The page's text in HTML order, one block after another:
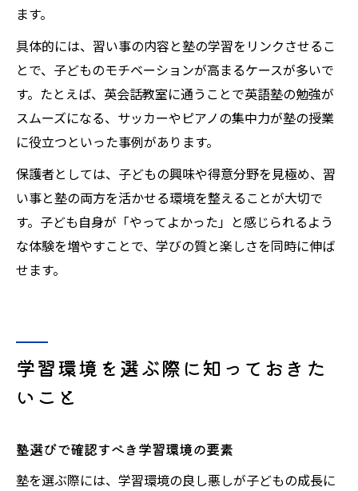
ます。
具体的には、習い事の内容と塾の学習をリンクさせるこ
とで、子どものモチベーションが高まるケースが多いで
す。たとえば、英会話教室に通うことで英語塾の勉強が
スムーズになる、サッカーやピアノの集中力が塾の授業
に役立つといった事例があります。
保護者としては、子どもの興味や得意分野を見極め、習
い事と塾の両方を活かせる環境を整えることが大切で
す。子ども自身が「やってよかった」と感じられるよう
な体験を増やすことで、学びの質と楽しさを同時に伸ば
せます。
学習環境を選ぶ際に知っておきた
いこと
塾選びで確認すべき学習環境の要素
塾を選ぶ際には、学習環境の良し悪しが子どもの成長に